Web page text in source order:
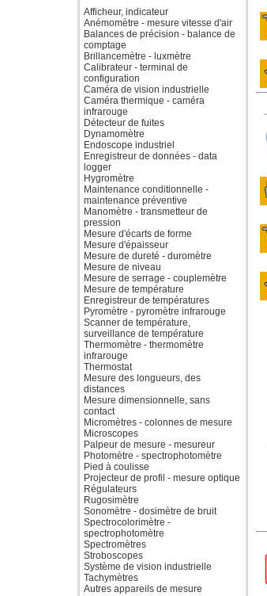
Afficheur, indicateur
Anémomètre - mesure vitesse d'air
Balances de précision - balance de
comptage
Brillancemètre - luxmètre
Calibrateur - terminal de
configuration
Caméra de vision industrielle
Caméra thermique - caméra
infrarouge
Détecteur de fuites
Dynamomètre
Endoscope industriel
Enregistreur de données - data
logger
Hygromètre
Maintenance conditionnelle -
maintenance préventive
Manomètre - transmetteur de
pression
Mesure d'écarts de forme
Mesure d'épaisseur
Mesure de dureté - duromètre
Mesure de niveau
Mesure de serrage - couplemètre
Mesure de température
Enregistreur de températures
Pyromètre - pyromètre infrarouge
Scanner de température,
surveillance de température
Thermomètre - thermomètre
infrarouge
Thermostat
Mesure des longueurs, des
distances
Mesure dimensionnelle, sans
contact
Micromètres - colonnes de mesure
Microscopes
Palpeur de mesure - mesureur
Photomètre - spectrophotomètre
Pied à coulisse
Projecteur de profil - mesure optique
Régulateurs
Rugosimètre
Sonomètre - dosimètre de bruit
Spectrocolorimètre -
spectrophotomètre
Spectromètres
Stroboscopes
Système de vision industrielle
Tachymètres
Autres appareils de mesure